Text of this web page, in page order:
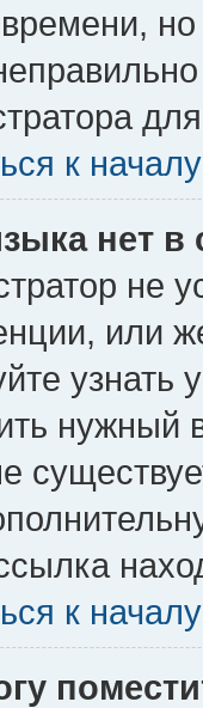
времени,
к началу
нет в
не
или
узнать
нужный
к началу